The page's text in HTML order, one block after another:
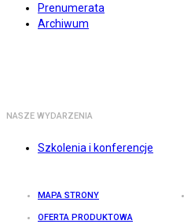
Prenumerata
Archiwum
NASZE WYDARZENIA
Szkolenia i konferencje
MAPA STRONY
OFERTA PRODUKTOWA